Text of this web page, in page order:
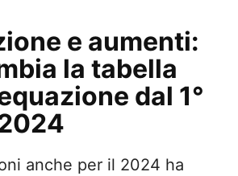
e aumenti:
la tabella
dal 1°
anche per il 2024 ha